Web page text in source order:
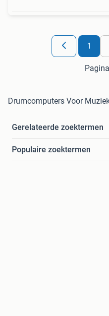
1
Drumcomputers Voor
Gerelateerde zoektermen
Populaire zoektermen